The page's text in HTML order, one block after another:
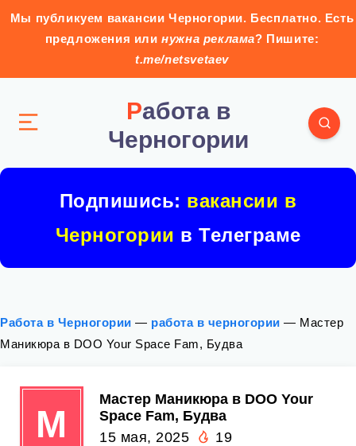
Мы публикуем вакансии Черногории. Бесплатно. Есть
предложения илинужна реклама? Пишите:
t.me/netsvetaev
Работа в
Черногории
Подпишись: вакансии в
Черногории в Телеграме
Работа в Черногории — работа в черногории — Мастер
Маникюра в DOO Your Space Fam, Будва
М
Мастер Маникюра в DOO Your
Space Fam, Будва
15 мая, 2025
19